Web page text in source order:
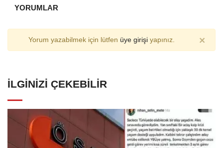
YORUMLAR
Yorum yazabilmek için lütfen üye girişiyapınız. ×
İLGINIZI ÇEKEBILIR